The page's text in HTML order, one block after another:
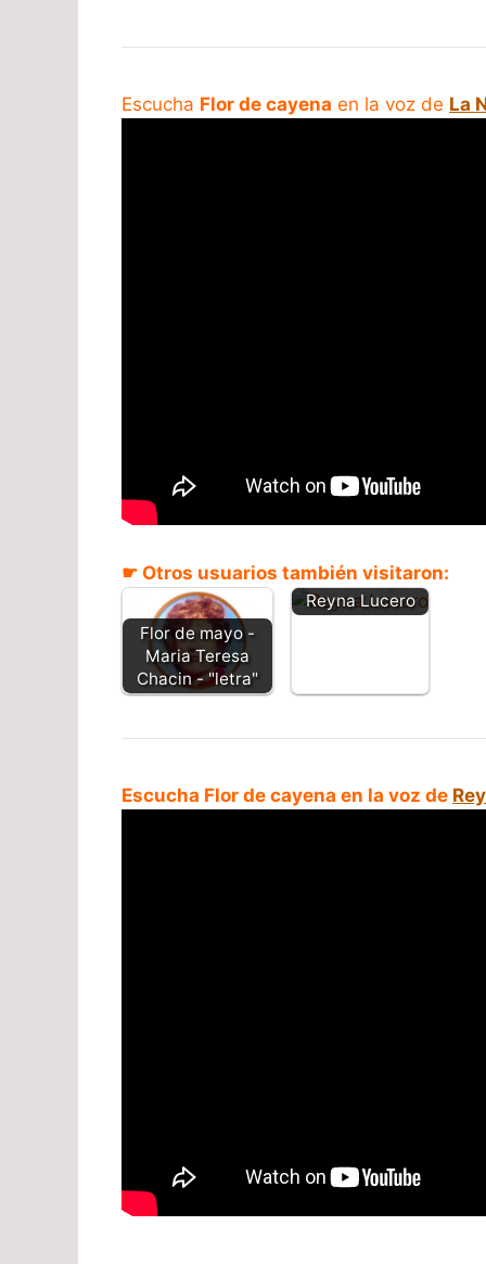
Escucha Flor de cayena en la voz de La
☛ Otros usuarios también visitaron:
Flor de mayo -
Maria Teresa
Chacin - "letra"
Flor de mayo -
Reyna Lucero
Escucha Flor de cayena en la voz de